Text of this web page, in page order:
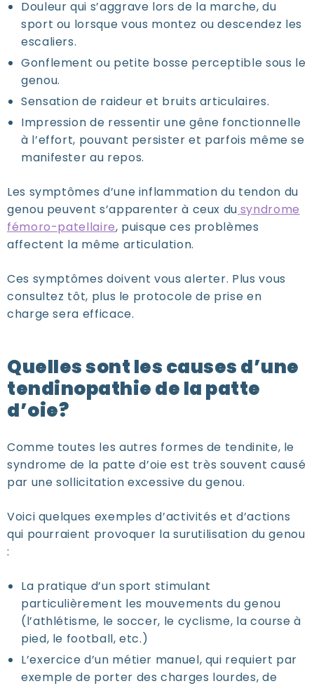
Douleur qui s’aggrave lors de la marche, du
sport ou lorsque vous montez ou descendez les
escaliers.
Gonflement ou petite bosse perceptible sous le
genou.
Sensation de raideur et bruits articulaires.
Impression de ressentir une gêne fonctionnelle
à l’effort, pouvant persister et parfois même se
manifester au repos.
Les symptômes d’une inflammation du tendon du
genou peuvent s’apparenter à ceux du syndrome
fémoro-patellaire, puisque ces problèmes
affectent la même articulation.
Ces symptômes doivent vous alerter. Plus vous
consultez tôt, plus le protocole de prise en
charge sera efficace.
Quelles sont les causes d’une
tendinopathie de la patte
d’oie?
Comme toutes les autres formes de tendinite, le
syndrome de la patte d’oie est très souvent causé
par une sollicitation excessive du genou.
Voici quelques exemples d’activités et d’actions
qui pourraient provoquer la surutilisation du genou
:
La pratique d’un sport stimulant
particulièrement les mouvements du genou
(l’athlétisme, le soccer, le cyclisme, la course à
pied, le football, etc.)
L’exercice d’un métier manuel, qui requiert par
exemple de porter des charges lourdes, de